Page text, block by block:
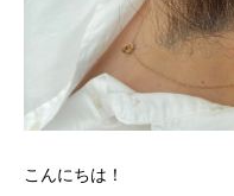
こんにちは！